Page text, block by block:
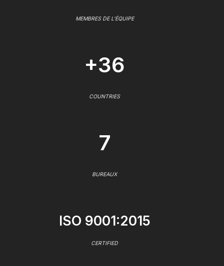
MEMBRES DE L'ÉQUIPE
+36
COUNTRIES
7
BUREAUX
ISO 9001:2015
CERTIFIED